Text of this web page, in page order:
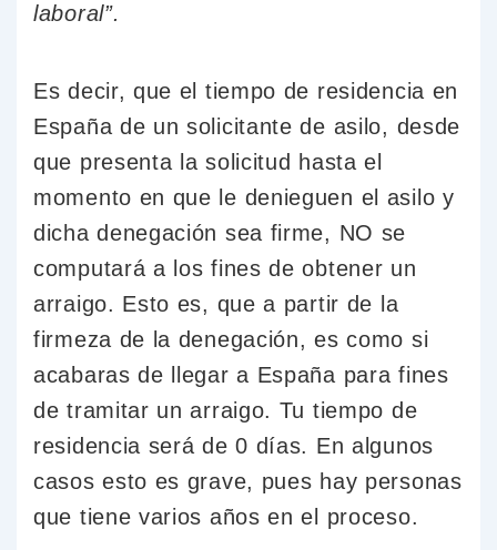
laboral”.
Es decir, que el tiempo de residencia en
España de un solicitante de asilo, desde
que presenta la solicitud hasta el
momento en que le denieguen el asilo y
dicha denegación sea firme, NO se
computará a los fines de obtener un
arraigo. Esto es, que a partir de la
firmeza de la denegación, es como si
acabaras de llegar a España para fines
de tramitar un arraigo. Tu tiempo de
residencia será de 0 días. En algunos
casos esto es grave, pues hay personas
que tiene varios años en el proceso.